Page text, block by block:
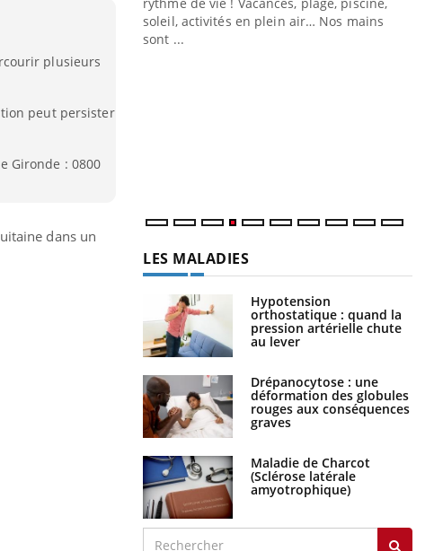
plusieurs
peut persister
Gironde : 0800
dans un
rythme de vie ! Vacances, plage, piscine,
soleil, activités en plein air… Nos mains
sont ...
LES MALADIES
Hypotension
orthostatique : quand la
pression artérielle chute
au lever
Drépanocytose : une
déformation des globules
rouges aux conséquences
graves
Maladie de Charcot
(Sclérose latérale
amyotrophique)